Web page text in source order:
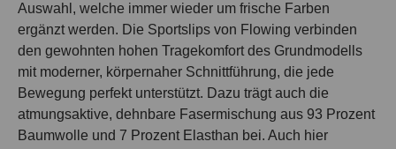
Auswahl, welche immer wieder um frische Farben
ergänzt werden. Die Sportslips von Flowing verbinden
den gewohnten hohen Tragekomfort des Grundmodells
mit moderner, körpernaher Schnittführung, die jede
Bewegung perfekt unterstützt. Dazu trägt auch die
atmungsaktive, dehnbare Fasermischung aus 93 Prozent
Baumwolle und 7 Prozent Elasthan bei. Auch hier